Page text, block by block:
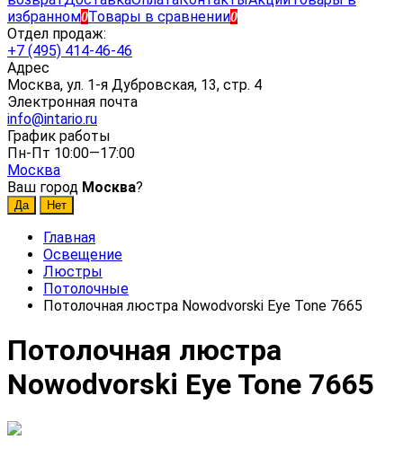
избранном0Товары в сравнении0
Отдел продаж:
+7 (495) 414-46-46
Адрес
Москва, ул. 1-я Дубровская, 13, стр. 4
Электронная почта
info@intario.ru
График работы
Пн-Пт 10:00—17:00
Москва
Ваш город Москва?
Главная
Освещение
Люстры
Потолочные
Потолочная люстра Nowodvorski Eye Tone 7665
Потолочная люстра
Nowodvorski Eye Tone 7665